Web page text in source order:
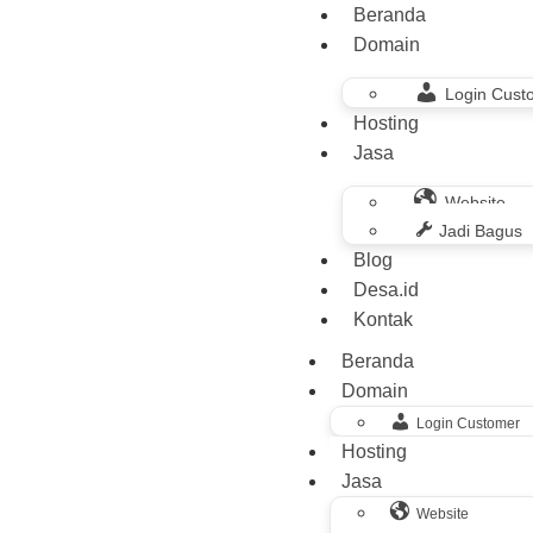
Beranda
Domain
Login
Hosting
Jasa
Website
Jadi Bagus
Blog
Desa.id
Kontak
Beranda
Domain
Login Customer
Hosting
Jasa
Website